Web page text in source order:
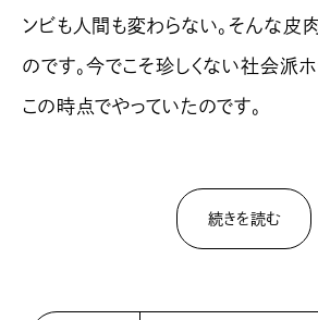
ンビも人間も変わらない。そんな皮
のです。今でこそ珍しくない社会派
この時点でやっていたのです。
続きを読む